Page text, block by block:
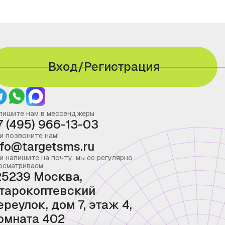
Вход/Регистрация
нам в мессенджеры
(495) 966-13-03
позвоните нам!
напишите на почту, мы ее регулярно
Москва,
дом 7, этаж 4,
402